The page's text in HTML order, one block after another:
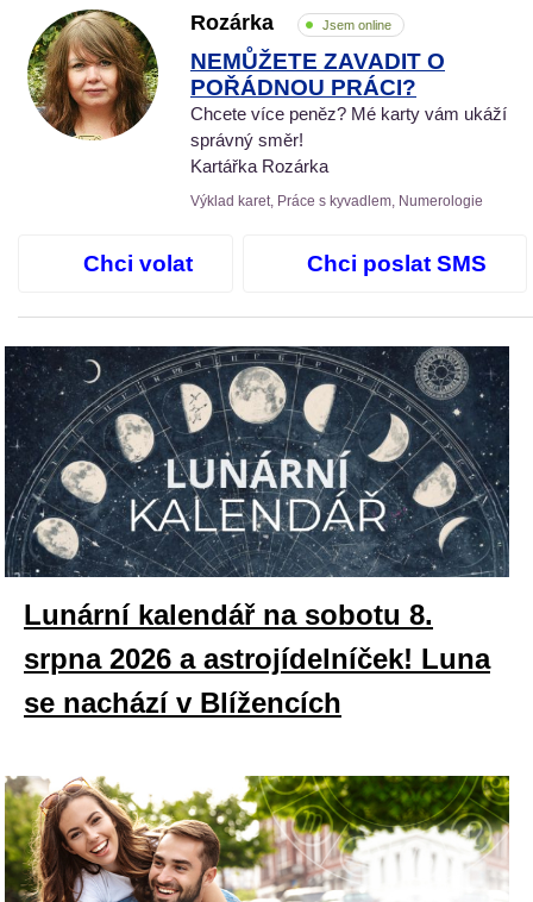
Rozárka Jsem online
NEMŮŽETE ZAVADIT O
POŘÁDNOU PRÁCI?
Chcete více peněz? Mé karty vám ukáží
správný směr!
Kartářka Rozárka
Výklad karet, Práce s kyvadlem, Numerologie
Chci volat Chci poslat SMS
Lunární kalendář na sobotu 8.
srpna 2026 a astrojídelníček! Luna
se nachází v Blížencích